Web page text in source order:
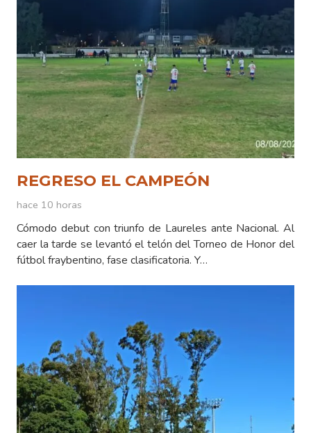
REGRESO EL CAMPEÓN
hace 10 horas
Cómodo debut con triunfo de Laureles ante Nacional. Al
caer la tarde se levantó el telón del Torneo de Honor del
fútbol fraybentino, fase clasificatoria. Y…